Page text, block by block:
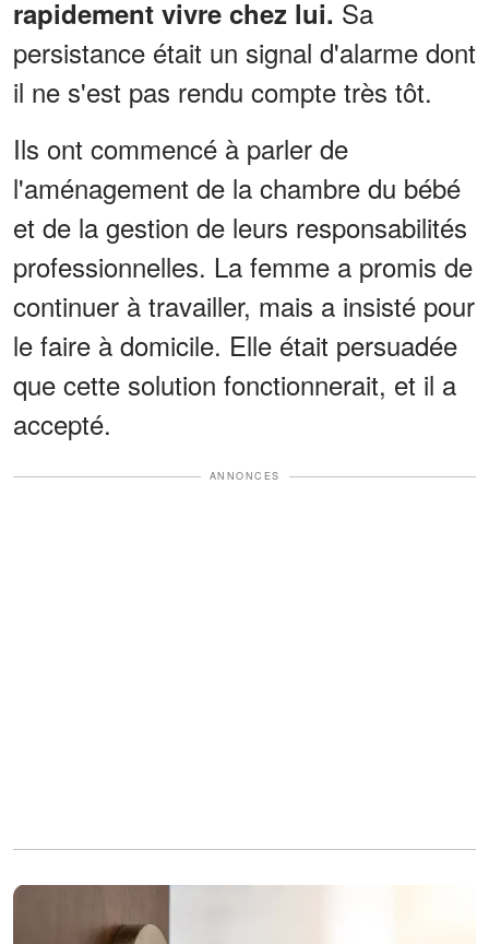
rapidement vivre chez lui. Sa
persistance était un signal d'alarme dont
il ne s'est pas rendu compte très tôt.
Ils ont commencé à parler de
l'aménagement de la chambre du bébé
et de la gestion de leurs responsabilités
professionnelles. La femme a promis de
continuer à travailler, mais a insisté pour
le faire à domicile. Elle était persuadée
que cette solution fonctionnerait, et il a
accepté.
ANNONCES